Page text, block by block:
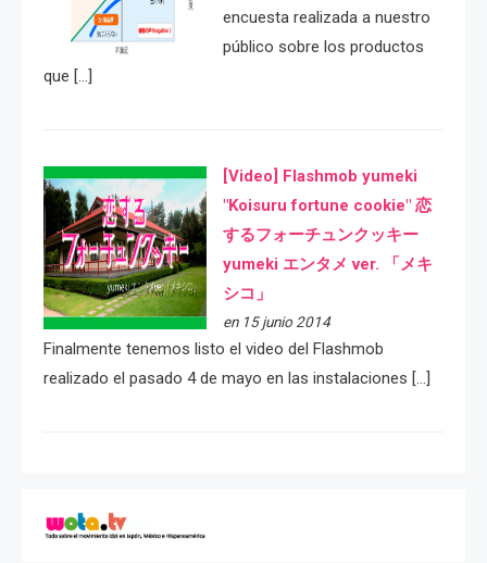
encuesta realizada a nuestro
público sobre los productos
que […]
[Video] Flashmob yumeki
"Koisuru fortune cookie" 恋
するフォーチュンクッキー
yumeki エンタメ ver. 「メキ
シコ」
en 15 junio 2014
Finalmente tenemos listo el video del Flashmob
realizado el pasado 4 de mayo en las instalaciones […]